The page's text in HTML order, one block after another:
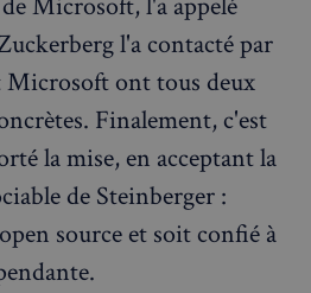
l'a contacté par
ont tous deux
Finalement, c'est
la mise, en acceptant la
de Steinberger :
source et soit confié à